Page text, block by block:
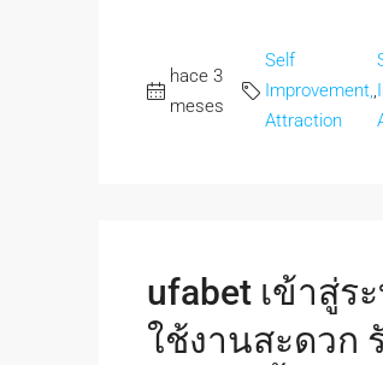
hace 3
meses
Self
Improvement,
Attraction
,
ufabet เข้าสู่ร
ใช้งานสะดวก